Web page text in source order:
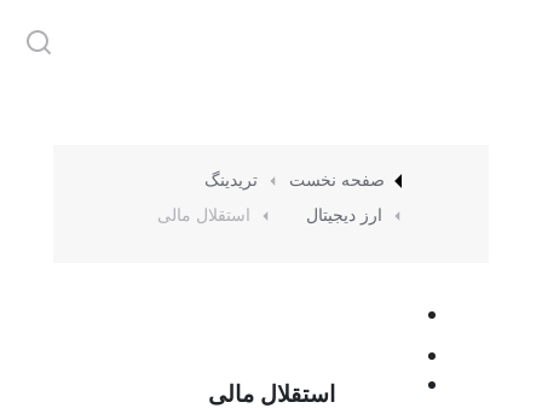
مکان شما:صفحه نخست
تریدینگ
ارز دیجیتال
استقلال مالی
استقلال مالی